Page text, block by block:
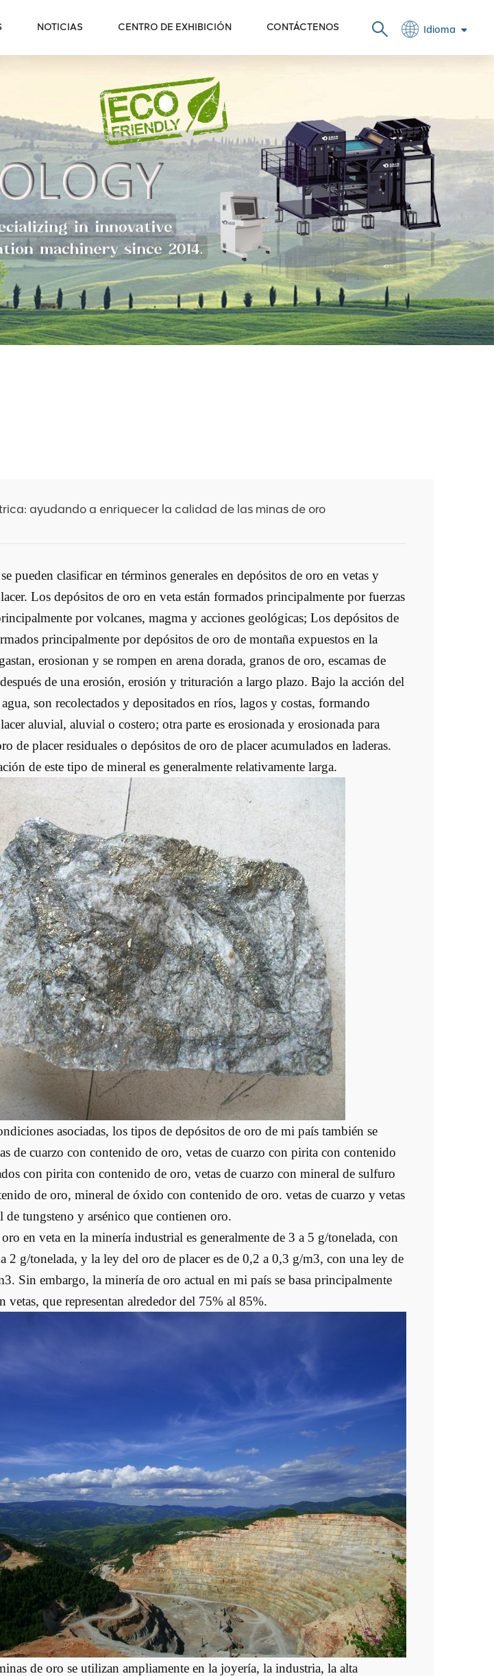
Idioma
NOTICIAS CENTRO DE EXHIBICIÓN CONTÁCTENOS
ayudando a enriquecer la calidad de las minas de oro
pueden clasificar en términos generales en depósitos de oro en vetas y
Los depósitos de oro en veta están formados principalmente por fuerzas
por volcanes, magma y acciones geológicas; Los depósitos de
principalmente por depósitos de oro de montaña expuestos en la
erosionan y se rompen en arena dorada, granos de oro, escamas de
de una erosión, erosión y trituración a largo plazo. Bajo la acción del
son recolectados y depositados en ríos, lagos y costas, formando
aluvial, aluvial o costero; otra parte es erosionada y erosionada para
de placer residuales o depósitos de oro de placer acumulados en laderas.
de este tipo de mineral es generalmente relativamente larga.
asociadas, los tipos de depósitos de oro de mi país también se
de cuarzo con contenido de oro, vetas de cuarzo con pirita con contenido
con pirita con contenido de oro, vetas de cuarzo con mineral de sulfuro
de oro, mineral de óxido con contenido de oro. vetas de cuarzo y vetas
de tungsteno y arsénico que contienen oro.
en veta en la minería industrial es generalmente de 3 a 5 g/tonelada, con
2 g/tonelada, y la ley del oro de placer es de 0,2 a 0,3 g/m3, con una ley de
Sin embargo, la minería de oro actual en mi país se basa principalmente
vetas, que representan alrededor del 75% al 85%.
de oro se utilizan ampliamente en la joyería, la industria, la alta